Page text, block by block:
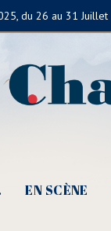
du 26 au 31 Juillet
EN SCÈNE